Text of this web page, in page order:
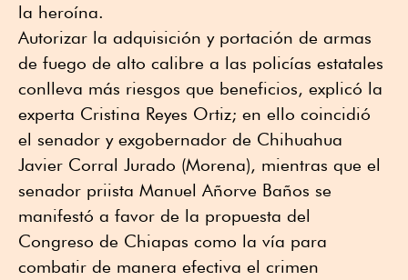
la heroína.
Autorizar la adquisición y portación de armas
de fuego de alto calibre a las policías estatales
conlleva más riesgos que beneficios, explicó la
experta Cristina Reyes Ortiz; en ello coincidió
el senador y exgobernador de Chihuahua
Javier Corral Jurado (Morena), mientras que el
senador priista Manuel Añorve Baños se
manifestó a favor de la propuesta del
Congreso de Chiapas como la vía para
combatir de manera efectiva el crimen